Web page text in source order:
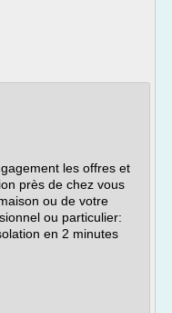
les offres et
près de chez vous
ou de votre
ou particulier:
en 2 minutes